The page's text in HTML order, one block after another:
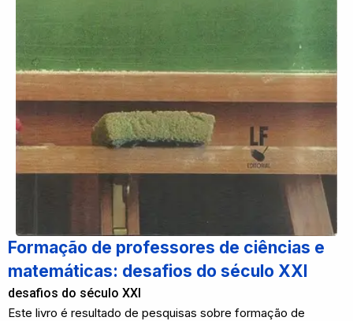
Formação de professores de ciências e
matemáticas: desafios do século XXI
desafios do século XXI
Este livro é resultado de pesquisas sobre formação de